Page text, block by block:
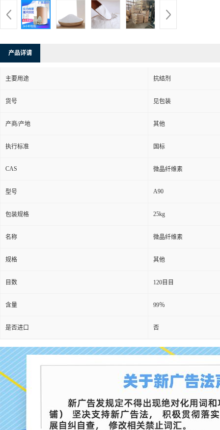
产品详请
主要用途 抗结剂
货号 见包装
产商/产地 其他
执行标准 国标
CAS 微晶纤维素
型号 A90
包装规格 25kg
名称 微晶纤维素
规格 其他
目数 120目目
含量 99％
是否进口 否